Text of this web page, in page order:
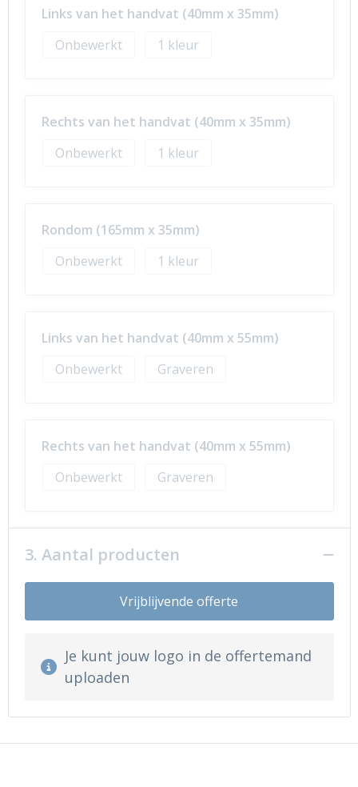
Links van het handvat (40mm x 35mm)
Onbewerkt
1
Rechts van het handvat (40mm x 35mm)
Onbewerkt
1
Rondom (165mm x 35mm)
Onbewerkt
1
Links van het handvat (40mm x 55mm)
Onbewerkt
Graveren
Rechts van het handvat (40mm x 55mm)
Onbewerkt
Graveren
3. Aantal producten
Vrijblijvende offerte
Je kunt jouw logo in de offertemand
uploaden